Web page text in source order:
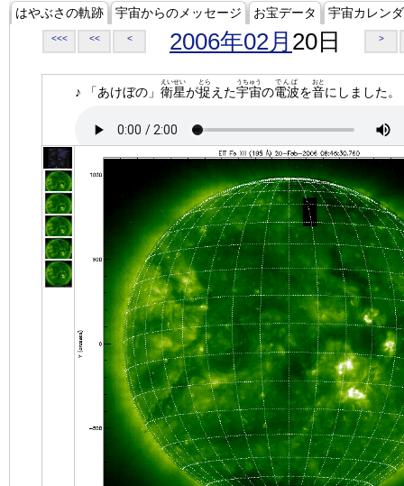
はやぶさの軌跡 宇宙からのメッセージ お宝データ 宇宙カレン
<<< << < 2006年02月 20日 >
♪ 「あけぼの」 衛星
えいせい
が捉
とら
えた宇宙
うちゅう
の電波
でんぱ
を音
おと
にしました。